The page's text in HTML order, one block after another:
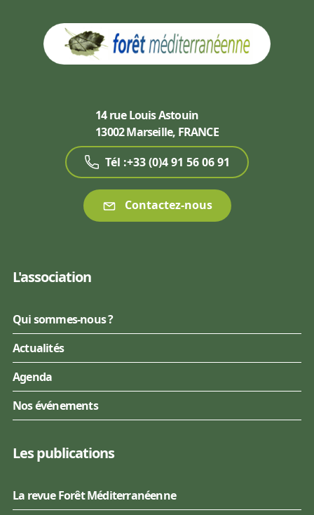
14 rue Louis Astouin
13002 Marseille, FRANCE
Tél :+33 (0)4 91 56 06 91
Contactez-nous
L'association
Qui sommes-nous ?
Actualités
Agenda
Nos événements
Les publications
La revue Forêt Méditerranéenne